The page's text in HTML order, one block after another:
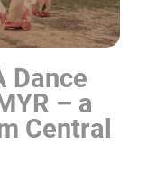
Dance
– a
Central